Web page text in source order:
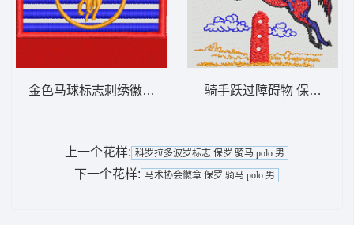
金色马球标志刺绣徽章 保罗 骑马 polo 男骑手跃过障碍物 保罗 骑马
上一个花样: 科罗拉多波罗标志 保罗 骑马 polo 男
下一个花样: 马术协会徽章 保罗 骑马 polo 男